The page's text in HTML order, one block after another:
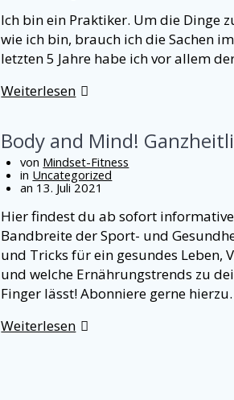
Ich bin ein Praktiker. Um die Dinge
wie ich bin, brauch ich die Sachen
letzten 5 Jahre habe ich vor allem
Weiterlesen
Body and Mind!
von Mindset-Fitness
in Uncategorized
an 13. Juli 2021
Hier findest du ab sofort
Bandbreite der Sport- und
und Tricks für ein gesundes Leben,
und welche Ernährungstrends zu
Finger lässt! Abonniere gerne
Weiterlesen